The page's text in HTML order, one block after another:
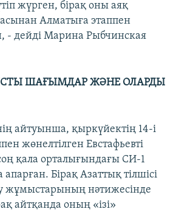
жүрген, бірақ оны аяқ
Алматыға этаппен
- дейді Марина Рыбчинская
ШАҒЫМДАР ЖӘНЕ ОЛАРДЫ
айтуынша, қыркүйектің 14-і
жөнелтілген Евстафьевті
қала орталығындағы СИ-1
Бірақ Азаттық тілшісі
жұмыстарының нәтижесінде
айтқанда оның «ізі»